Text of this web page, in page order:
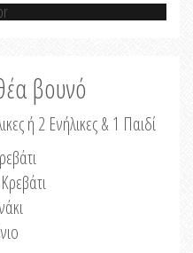
βουνό
ή 2 Ενήλικες & 1 Παιδί